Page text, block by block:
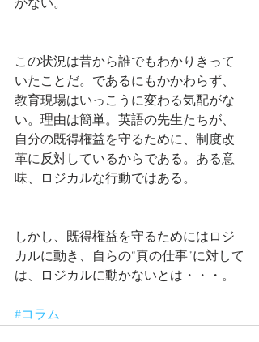
かない。
この状況は昔から誰でもわかりきって
いたことだ。であるにもかかわらず、
教育現場はいっこうに変わる気配がな
い。理由は簡単。英語の先生たちが、
自分の既得権益を守るために、制度改
革に反対しているからである。ある意
味、ロジカルな行動ではある。
しかし、既得権益を守るためにはロジ
カルに動き、自らの“真の仕事”に対して
は、ロジカルに動かないとは・・・。
#コラム